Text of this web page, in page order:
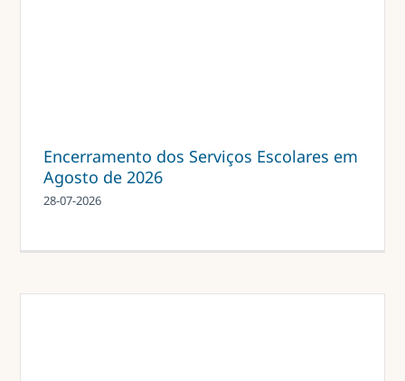
Pesquisar
Encerramento dos Serviços Escolares em
Agosto de 2026
28-07-2026